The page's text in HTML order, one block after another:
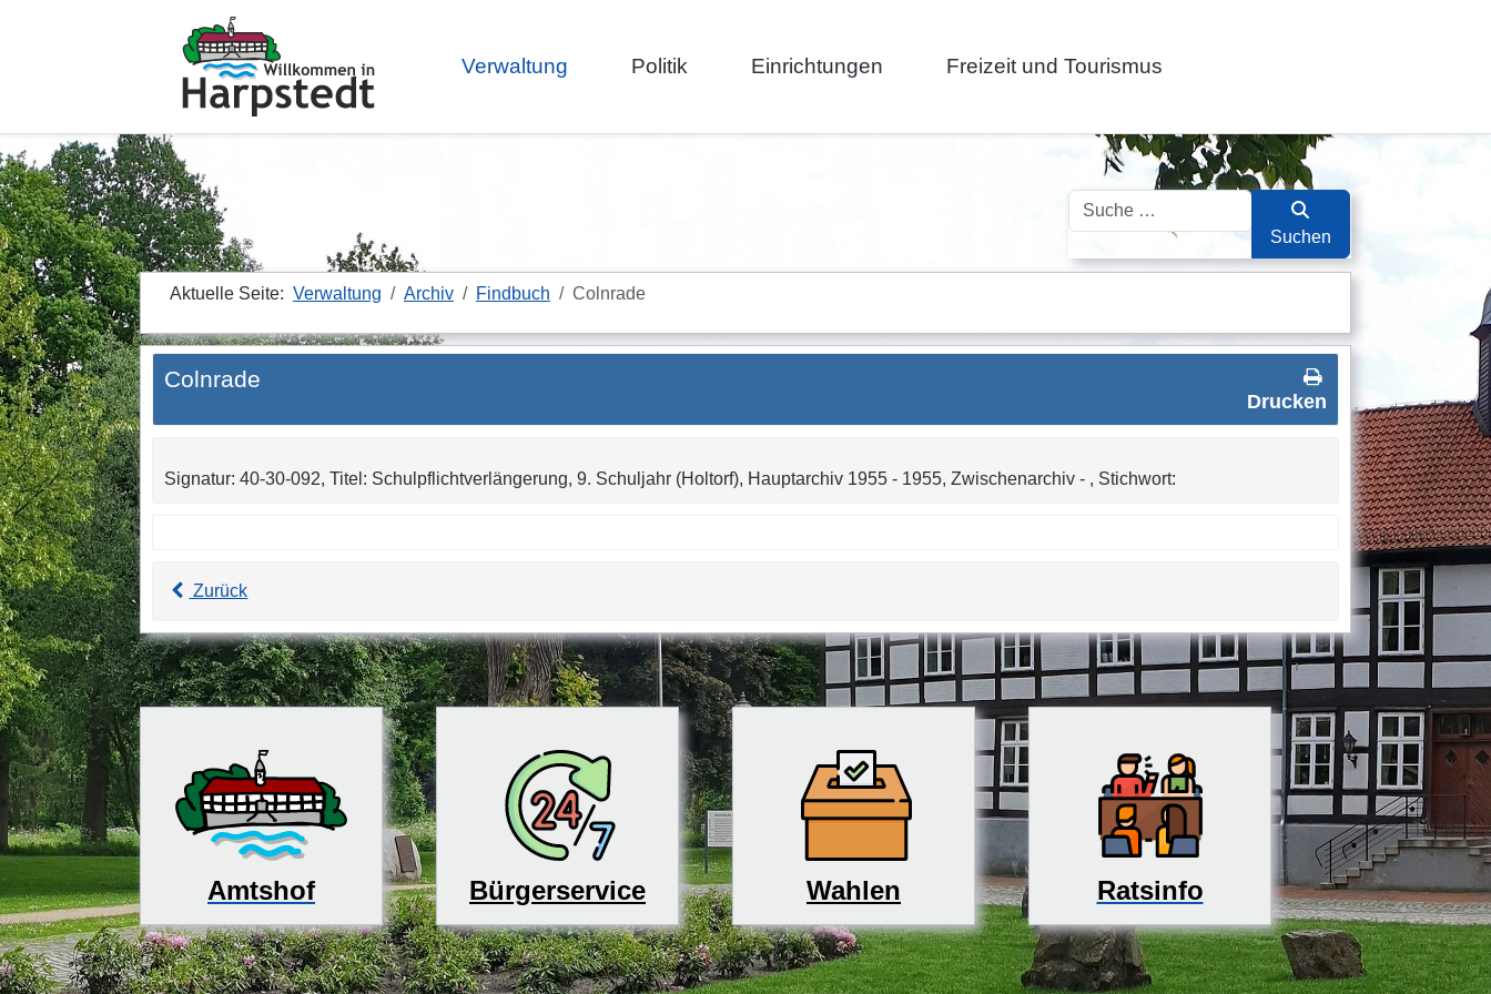
Verwaltung Politik Einrichtungen Freizeit und Tourismus
Suchen
Suchen
Aktuelle Seite: Verwaltung Archiv Findbuch Colnrade
Drucken
Colnrade
Signatur: 40-30-092, Titel: Schulpflichtverlängerung, 9. Schuljahr (Holtorf), Hauptarchiv 1955 - 1955, Zwischenarchiv - , Stichwort:
Zurück
Amtshof Bürgerservice Wahlen Ratsinfo